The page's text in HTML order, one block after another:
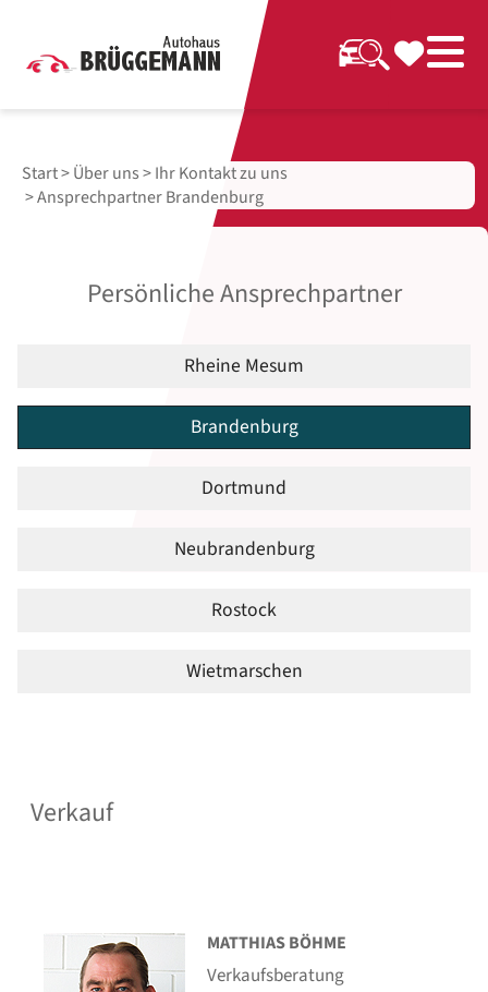
Start>Über uns>Ihr Kontakt zu uns
> Ansprechpartner Brandenburg
Persönliche Ansprechpartner
Rheine Mesum
Brandenburg
Dortmund
Neubrandenburg
Rostock
Wietmarschen
Verkauf
MATTHIAS BÖHME
Verkaufsberatung